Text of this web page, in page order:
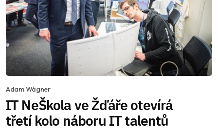
Adam Wágner
IT NeŠkola ve Žďáře otevírá
třetí kolo náboru IT talentů